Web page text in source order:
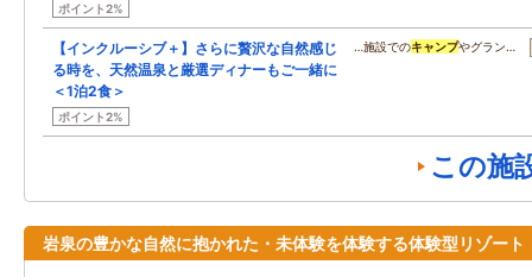
ポイント2%
【インクルーシブ＋】さらに贅沢な自然感じ
る時を、天然温泉と厳選ディナーもご一緒に
＜1泊2食＞
ポイント2%
…施設でのキャンプやグラン…
この施
岩泉の豊かな自然に抱かれた・未体験を体験する体験型リゾート